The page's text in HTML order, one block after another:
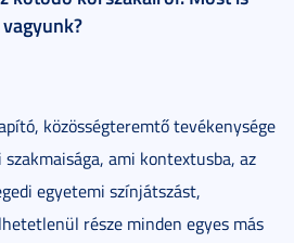
közösségteremtő tevékenysége
ami kontextusba, az
egyetemi színjátszást,
része minden egyes más